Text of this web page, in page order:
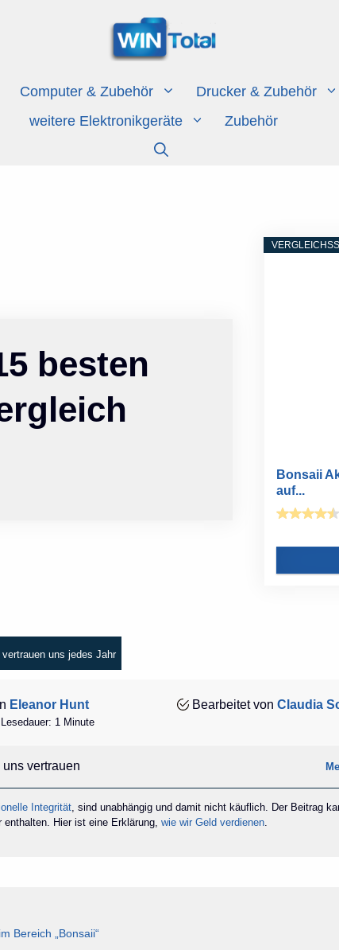
Computer & Zubehör Drucker & Zubehör
weitere Elektronikgeräte
Zubehör
besten
Bonsaii
auf...
vertrauen uns jedes Jahr
Eleanor Hunt
1 Minute
Bearbeitet von Claudia
vertrauen
Integrität, sind unabhängig und damit nicht käuflich. Der Beitrag
enthalten. Hier ist eine Erklärung,wie wir Geld verdienen.
Bereich „Bonsaii“